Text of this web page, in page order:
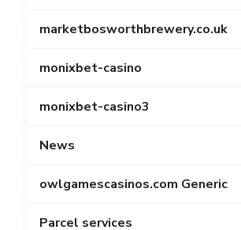
marketbosworthbrewery.co.uk
monixbet-casino
monixbet-casino3
News
owlgamescasinos.com Generic
Parcel services